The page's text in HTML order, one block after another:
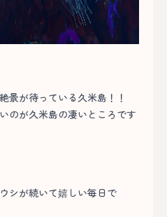
景が待っている久米島！！
のが久米島の凄いところです
シが続いて嬉しい毎日で